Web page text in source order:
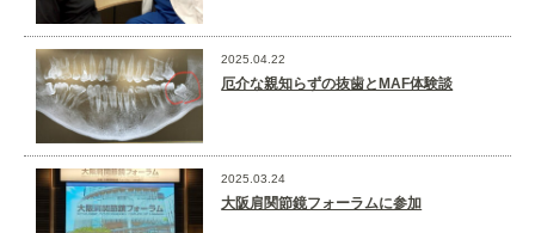
2025.04.22
厄介な親知らずの抜歯とMAF体験談
2025.03.24
大阪肩関節鏡フォーラムに参加